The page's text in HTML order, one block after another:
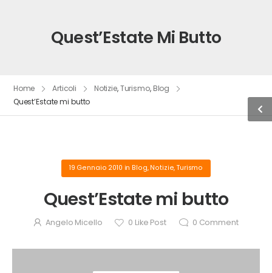
Quest’Estate Mi Butto
Home Articoli Notizie,Turismo, Blog
Quest’Estate mi butto
19 Gennaio 2010 in Blog, Notizie,Turismo
Quest’Estate mi butto
Angelo Micello 0 Like Post 0 Comment